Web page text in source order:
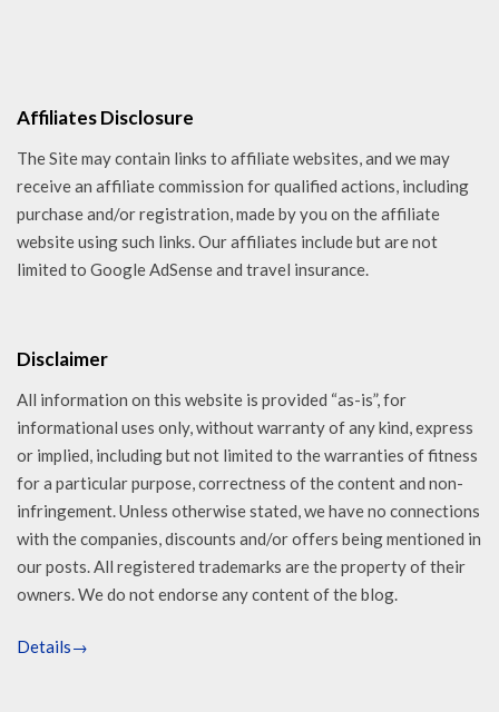
Affiliates Disclosure
The Site may contain links to affiliate websites, and we may
receive an affiliate commission for qualified actions, including
purchase and/or registration, made by you on the affiliate
website using such links. Our affiliates include but are not
limited to Google AdSense and travel insurance.
Disclaimer
All information on this website is provided “as-is”, for
informational uses only, without warranty of any kind, express
or implied, including but not limited to the warranties of fitness
for a particular purpose, correctness of the content and non-
infringement. Unless otherwise stated, we have no connections
with the companies, discounts and/or offers being mentioned in
our posts. All registered trademarks are the property of their
owners. We do not endorse any content of the blog.
Details→